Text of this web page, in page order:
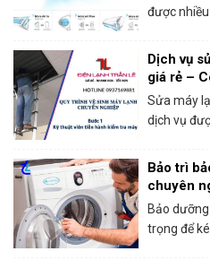
được nhiều
Dịch vụ
giá rẻ –
Sửa máy
dịch vụ
Bảo trì
chuyên
Bảo
trọng để